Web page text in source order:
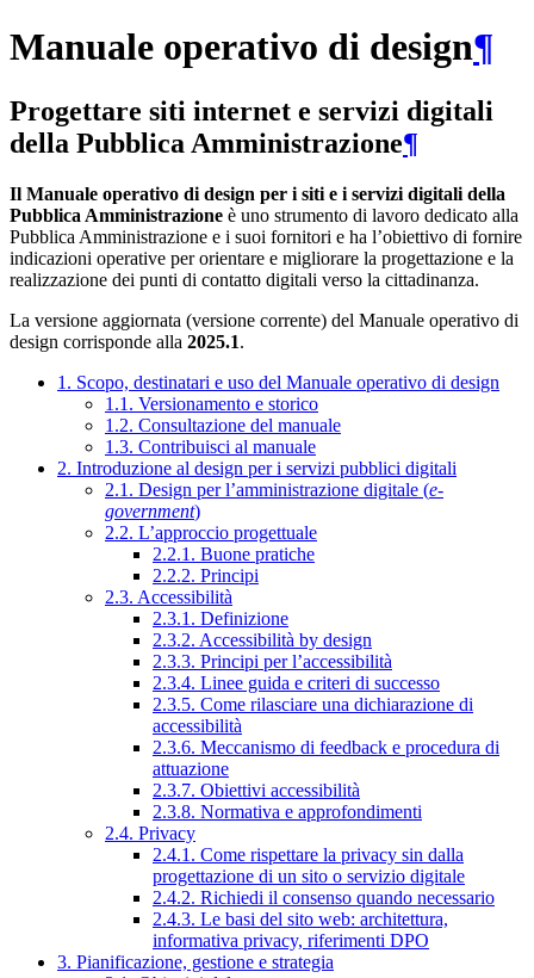
Manuale operativo di design¶
Progettare siti internet e servizi digitali
della Pubblica Amministrazione¶
Il Manuale operativo di design per i siti e i servizi digitali della
Pubblica Amministrazione è uno strumento di lavoro dedicato alla
Pubblica Amministrazione e i suoi fornitori e ha l’obiettivo di fornire
indicazioni operative per orientare e migliorare la progettazione e la
realizzazione dei punti di contatto digitali verso la cittadinanza.
La versione aggiornata (versione corrente) del Manuale operativo di
design corrisponde alla 2025.1.
1. Scopo, destinatari e uso del Manuale operativo di design
1.1. Versionamento e storico
1.2. Consultazione del manuale
1.3. Contribuisci al manuale
2. Introduzione al design per i servizi pubblici digitali
2.1. Design per l’amministrazione digitale (e-
government)
2.2. L’approccio progettuale
2.2.1. Buone pratiche
2.2.2. Principi
2.3. Accessibilità
2.3.1. Definizione
2.3.2. Accessibilità by design
2.3.3. Principi per l’accessibilità
2.3.4. Linee guida e criteri di successo
2.3.5. Come rilasciare una dichiarazione di
accessibilità
2.3.6. Meccanismo di feedback e procedura di
attuazione
2.3.7. Obiettivi accessibilità
2.3.8. Normativa e approfondimenti
2.4. Privacy
2.4.1. Come rispettare la privacy sin dalla
progettazione di un sito o servizio digitale
2.4.2. Richiedi il consenso quando necessario
2.4.3. Le basi del sito web: architettura,
informativa privacy, riferimenti DPO
3. Pianificazione, gestione e strategia